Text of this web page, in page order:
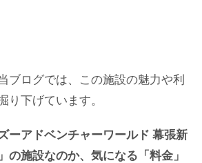
ブログでは、この施設の魅力や利
り下げています。
ーアドベンチャーワールド 幕張新
の施設なのか、気になる「料金」